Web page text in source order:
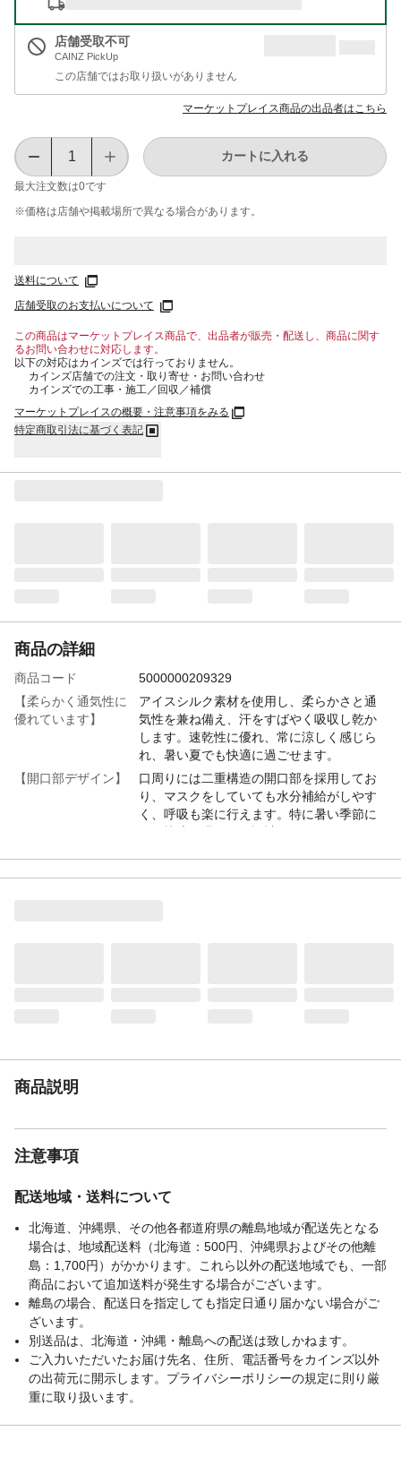
店舗受取不可
CAINZ PickUp
この店舗ではお取り扱いがありません
マーケットプレイス商品の出品者はこちら
最大注文数は0です
カートに入れる
※価格は​店舗や​掲載場所で​異なる​場合が​あります。
送料について
店舗受取のお支払いについて
この商品はマーケットプレイス商品で、出品者が販売・配送し、商品に関す
るお問い合わせに対応します。
以下の対応はカインズでは行っておりません。
カインズ店舗での注文・取り寄せ・お問い合わせ
カインズでの工事・施工／回収／補償
マーケットプレイスの概要・注意事項をみる
特定商取引法に基づく表記
商品の詳細
商品コード
5000000209329
【柔らかく通気性に
優れています】
アイスシルク素材を使用し、柔らかさと通
気性を兼ね備え、汗をすばやく吸収し乾か
します。速乾性に優れ、常に涼しく感じら
れ、暑い夏でも快適に過ごせます。
【開口部デザイン】
口周りには二重構造の開口部を採用してお
り、マスクをしていても水分補給がしやす
く、呼吸も楽に行えます。特に暑い季節に
で、顔全体をしっかり保護します。運転や
商品説明
注意事項
配送地域・送料について
北海道、沖縄県、その他各都道府県の離島地域が配送先となる
場合は、地域配送料（北海道：500円、沖縄県およびその他離
島：1,700円）がかかります。これら以外の配送地域でも、一部
商品において追加送料が発生する場合がございます。
離島の場合、配送日を指定しても指定日通り届かない場合がご
ざいます。
別送品は、北海道・沖縄・離島への配送は致しかねます。
ご入力いただいたお届け先名、住所、電話番号をカインズ以外
の出荷元に開示します。プライバシーポリシーの規定に則り厳
重に取り扱います。